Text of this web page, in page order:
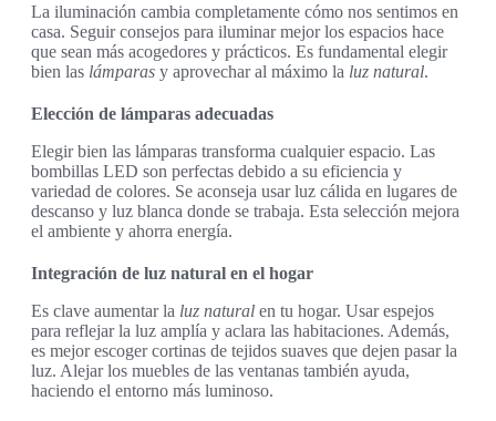
La iluminación cambia completamente cómo nos sentimos en
casa. Seguir consejos para iluminar mejor los espacios hace
que sean más acogedores y prácticos. Es fundamental elegir
bien las lámparas y aprovechar al máximo la luz natural.
Elección de lámparas adecuadas
Elegir bien las lámparas transforma cualquier espacio. Las
bombillas LED son perfectas debido a su eficiencia y
variedad de colores. Se aconseja usar luz cálida en lugares de
descanso y luz blanca donde se trabaja. Esta selección mejora
el ambiente y ahorra energía.
Integración de luz natural en el hogar
Es clave aumentar la luz natural en tu hogar. Usar espejos
para reflejar la luz amplía y aclara las habitaciones. Además,
es mejor escoger cortinas de tejidos suaves que dejen pasar la
luz. Alejar los muebles de las ventanas también ayuda,
haciendo el entorno más luminoso.